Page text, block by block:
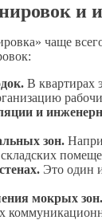
и
чаще
В квартирах
и
зон.
Это один
мокрых зон.